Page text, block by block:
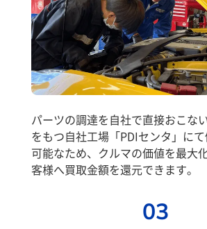
パーツの調達を自社で直接おこな
をもつ自社工場「PDIセンタ」に
可能なため、クルマの価値を最大
客様へ買取金額を還元できます。
03